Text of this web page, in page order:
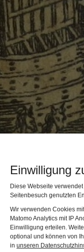
Einwilligung
Diese Webseite
Seitenbesuch genutzten
Wir verwenden Cookies
Matomo Analytics mit IP
Einwilligung erteilen.
optional und können von
in unseren
BIBLE
with: